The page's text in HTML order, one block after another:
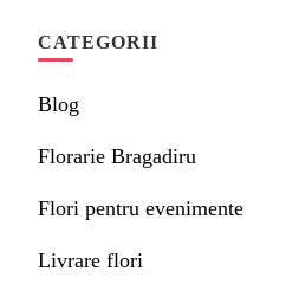
CATEGORII
Blog
Florarie Bragadiru
Flori pentru evenimente
Livrare flori